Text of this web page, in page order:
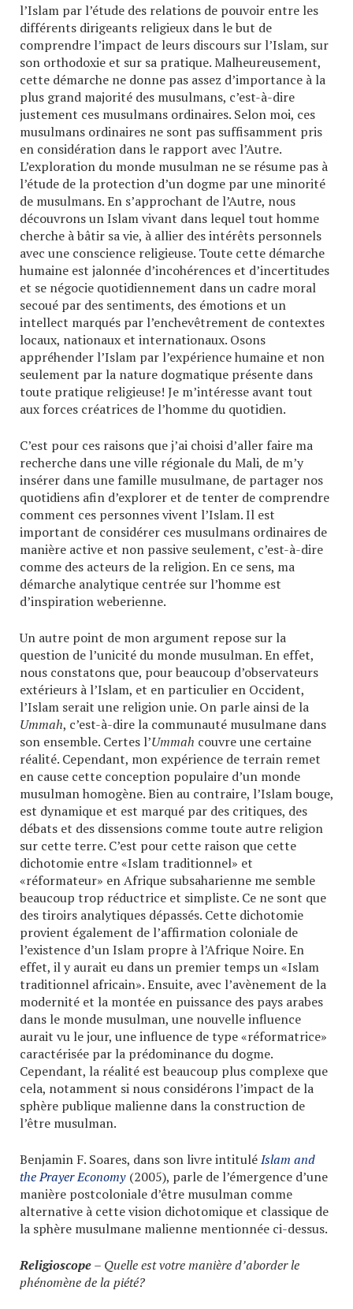
l’Islam par l’étude des relations de pouvoir entre les
différents dirigeants religieux dans le but de
comprendre l’impact de leurs discours sur l’Islam, sur
son orthodoxie et sur sa pratique. Malheureusement,
cette démarche ne donne pas assez d’importance à la
plus grand majorité des musulmans, c’est-à-dire
justement ces musulmans ordinaires. Selon moi, ces
musulmans ordinaires ne sont pas suffisamment pris
en considération dans le rapport avec l’Autre.
L’exploration du monde musulman ne se résume pas à
l’étude de la protection d’un dogme par une minorité
de musulmans. En s’approchant de l’Autre, nous
découvrons un Islam vivant dans lequel tout homme
cherche à bâtir sa vie, à allier des intérêts personnels
avec une conscience religieuse. Toute cette démarche
humaine est jalonnée d’incohérences et d’incertitudes
et se négocie quotidiennement dans un cadre moral
secoué par des sentiments, des émotions et un
intellect marqués par l’enchevêtrement de contextes
locaux, nationaux et internationaux. Osons
appréhender l’Islam par l’expérience humaine et non
seulement par la nature dogmatique présente dans
toute pratique religieuse! Je m’intéresse avant tout
aux forces créatrices de l’homme du quotidien.
C’est pour ces raisons que j’ai choisi d’aller faire ma
recherche dans une ville régionale du Mali, de m’y
insérer dans une famille musulmane, de partager nos
quotidiens afin d’explorer et de tenter de comprendre
comment ces personnes vivent l’Islam. Il est
important de considérer ces musulmans ordinaires de
manière active et non passive seulement, c’est-à-dire
comme des acteurs de la religion. En ce sens, ma
démarche analytique centrée sur l’homme est
d’inspiration weberienne.
Un autre point de mon argument repose sur la
question de l’unicité du monde musulman. En effet,
nous constatons que, pour beaucoup d’observateurs
extérieurs à l’Islam, et en particulier en Occident,
l’Islam serait une religion unie. On parle ainsi de la
Ummah, c’est-à-dire la communauté musulmane dans
son ensemble. Certes l’Ummah couvre une certaine
réalité. Cependant, mon expérience de terrain remet
en cause cette conception populaire d’un monde
musulman homogène. Bien au contraire, l’Islam bouge,
est dynamique et est marqué par des critiques, des
débats et des dissensions comme toute autre religion
sur cette terre. C’est pour cette raison que cette
dichotomie entre «Islam traditionnel» et
«réformateur» en Afrique subsaharienne me semble
beaucoup trop réductrice et simpliste. Ce ne sont que
des tiroirs analytiques dépassés. Cette dichotomie
provient également de l’affirmation coloniale de
l’existence d’un Islam propre à l’Afrique Noire. En
effet, il y aurait eu dans un premier temps un «Islam
traditionnel africain». Ensuite, avec l’avènement de la
modernité et la montée en puissance des pays arabes
dans le monde musulman, une nouvelle influence
aurait vu le jour, une influence de type «réformatrice»
caractérisée par la prédominance du dogme.
Cependant, la réalité est beaucoup plus complexe que
cela, notamment si nous considérons l’impact de la
sphère publique malienne dans la construction de
l’être musulman.
Benjamin F. Soares, dans son livre intituléIslam and
the Prayer Economy (2005), parle de l’émergence d’une
manière postcoloniale d’être musulman comme
alternative à cette vision dichotomique et classique de
la sphère musulmane malienne mentionnée ci-dessus.
Religioscope– Quelle est votre manière d’aborder le
phénomène de la piété?